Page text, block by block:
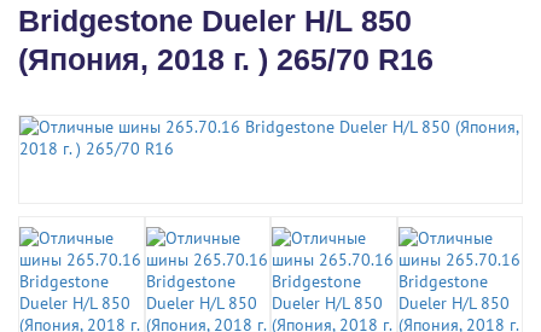
Bridgestone Dueler H/L 850
(Япония, 2018 г. ) 265/70 R16